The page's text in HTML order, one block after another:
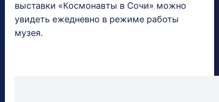
выставки «Космонавты в Сочи» можно
увидеть ежедневно в режиме работы
музея.